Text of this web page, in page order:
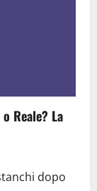
Reale? La
dopo